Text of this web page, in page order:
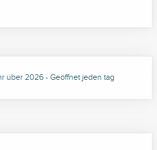
über 2026 - Geöffnet jeden tag